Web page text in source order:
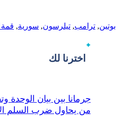
بوتين, ترامب, تيلرسون, سورية, قمة
اخترنا لك
جرمانا بين بيان الوحدة
من يحاول ضرب السلم